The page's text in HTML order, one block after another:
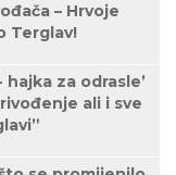
– Hrvoje
Terglav!
hajka za odrasle’
ali i sve